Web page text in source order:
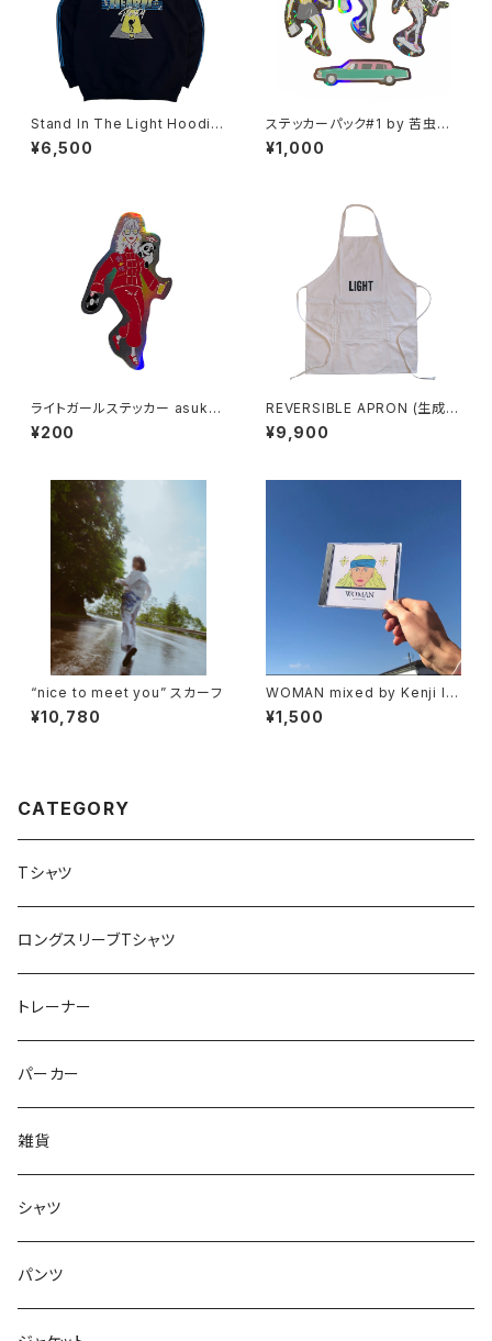
Stand In The Light Hoodie
by Shinha
¥6,500
ステッカーパック#1 by 苦虫ツ
ヨシ
¥1,000
ライトガールステッカー asuka
ando ver.
¥200
REVERSIBLE APRON (生成
り) / DRESSSEN
¥9,900
“nice to meet you” スカーフ
¥10,780
WOMAN mixed by Kenji Ik
eda
¥1,500
CATEGORY
Tシャツ
ロングスリーブTシャツ
トレーナー
パーカー
雑貨
シャツ
パンツ